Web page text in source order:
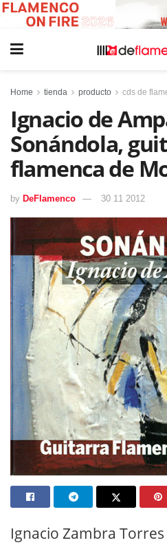
Home tienda producto cds de
Ignacio de
Sonándola,
flamenca de
by DeFlamenco 30 11 2012
Ignacio Zambra